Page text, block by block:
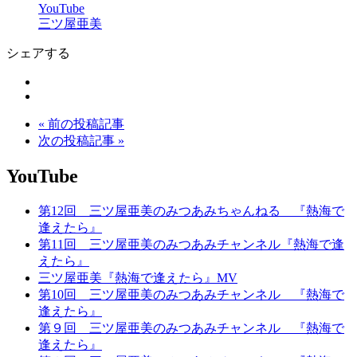
YouTube
三ツ屋亜美
シェアする
« 前の投稿記事
次の投稿記事 »
YouTube
第12回 三ツ屋亜美のみつあみちゃんねる 『熱海で
逢えたら』
第11回 三ツ屋亜美のみつあみチャンネル『熱海で逢
えたら』
三ツ屋亜美『熱海で逢えたら』MV
第10回 三ツ屋亜美のみつあみチャンネル 『熱海で
逢えたら』
第９回 三ツ屋亜美のみつあみチャンネル 『熱海で
逢えたら』